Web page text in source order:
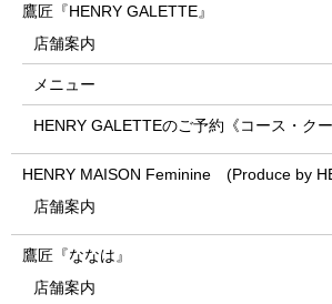
鷹匠『HENRY GALETTE』
店舗案内
メニュー
HENRY GALETTEのご予約《コース・クー
HENRY MAISON Feminine (Produce by
店舗案内
鷹匠『ななは』
店舗案内